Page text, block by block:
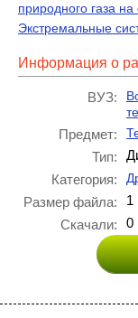
природного газа
Экстремальные
Информация о
ВУЗ:
Предмет:
Тип:
Категория:
Размер файла:
1
Скачали:
0